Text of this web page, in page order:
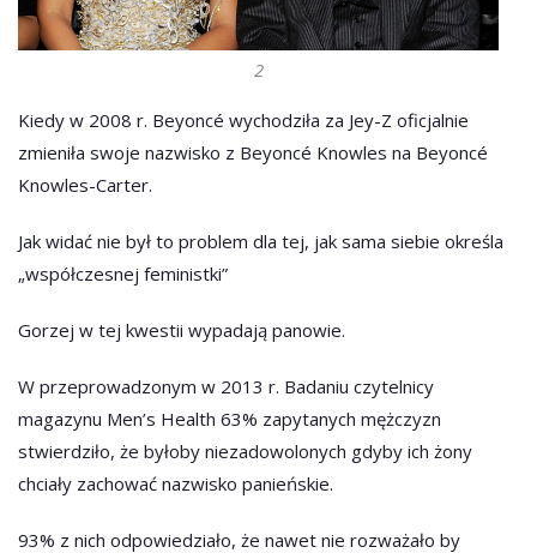
2
Kiedy w 2008 r. Beyoncé wychodziła za Jey-Z oficjalnie
zmieniła swoje nazwisko z Beyoncé Knowles na Beyoncé
Knowles-Carter.
Jak widać nie był to problem dla tej, jak sama siebie określa
„współczesnej feministki”
Gorzej w tej kwestii wypadają panowie.
W przeprowadzonym w 2013 r. Badaniu czytelnicy
magazynu Men’s Health 63% zapytanych mężczyzn
stwierdziło, że byłoby niezadowolonych gdyby ich żony
chciały zachować nazwisko panieńskie.
93% z nich odpowiedziało, że nawet nie rozważało by